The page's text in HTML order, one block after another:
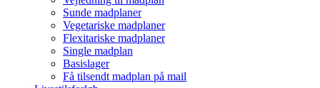
Sunde madplaner
Vegetariske madplaner
Flexitariske madplaner
Single madplan
Basislager
Få tilsendt madplan på mail